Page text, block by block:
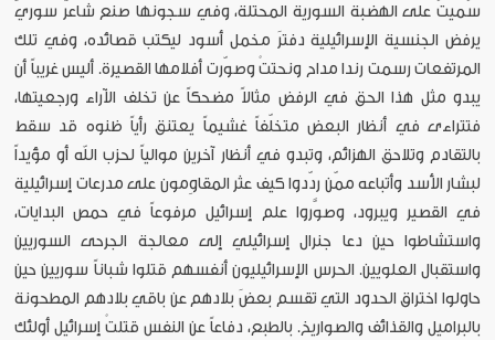
سُميتُ على الهضبة السورية المحتلة، وفي سجونها صنع شاعرٌ سوريّ
يرفض الجنسية الإسرائيلية دفترَ مخمل أسود ليكتب قصائده، وفي تلك
المرتفعات رسمت رندا مداح ونحتتْ وصوّرت أفلامها القصيرة. أليس غريباً أن
يبدو مثل هذا الحق في الرفض مثالاً مضحكاً عن تخلف الآراء ورجعيتها،
فتتراءى في أنظار البعض متخلّفاً غشيماً يعتنق رأياً ظنوه قد سقط
بالتقادم وتلاحق الهزائم، وتبدو في أنظار آخرين موالياً لحزب الله أو مؤيداً
لبشار الأسد وأتباعه ممّن ردّدوا كيف عثر المقاوِمون على مدرعات إسرائيلية
في القصير ويبرود، وصوَّروا علم إسرائيل مرفوعاً في حمص البدايات،
واستشاطوا حين دعا جنرال إسرائيلي إلى معالجة الجرحى السوريين
واستقبال العلويين. الحرس الإسرائيليون أنفسهم قتلوا شباناً سوريين حين
حاولوا اختراق الحدود التي تقسم بعضَ بلادهم عن باقي بلادهم المطحونة
بالبراميل والقذائف والصواريخ. بالطبع، دفاعاً عن النفس قتلتْ إسرائيل أولئك